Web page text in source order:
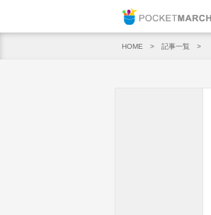
HOME 記事一覧